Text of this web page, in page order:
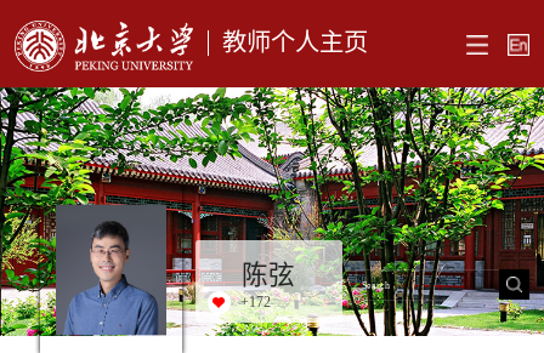
教师个人主页
陈弦
+172